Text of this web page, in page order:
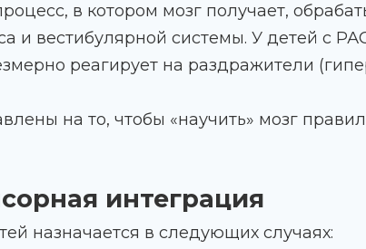
в котором мозг получает,
и вестибулярной системы. У детей с
реагирует на раздражители
на то, чтобы «научить» мозг
интеграция
назначается в следующих случаях: